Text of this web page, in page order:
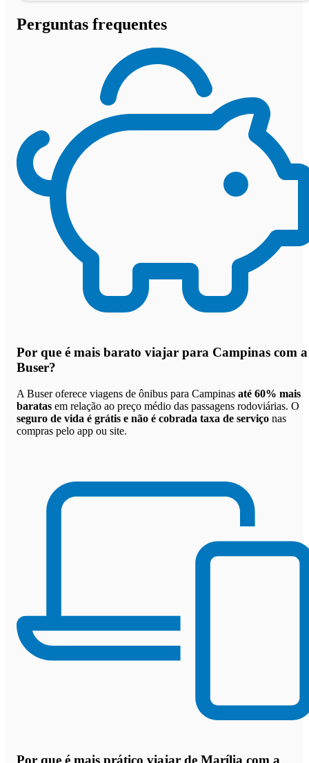
Perguntas frequentes
Por que é mais barato viajar para Campinas com a
Buser?
A Buser oferece viagens de ônibus para Campinas até 60% mais
baratas em relação ao preço médio das passagens rodoviárias. O
seguro de vida é grátis e não é cobrada taxa de serviço nas
compras pelo app ou site.
Por que é mais prático viajar de Marília com a